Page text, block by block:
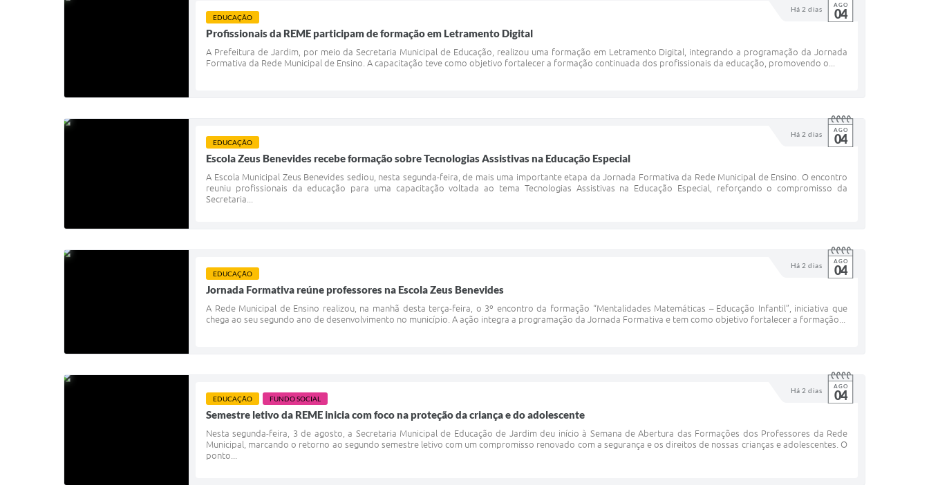
Há 2 dias AGO
04
EDUCAÇÃO
Profissionais da REME participam de formação em Letramento Digital
A Prefeitura de Jardim, por meio da Secretaria Municipal de Educação, realizou uma formação em Letramento Digital, integrando a programação da Jornada
Formativa da Rede Municipal de Ensino. A capacitação teve como objetivo fortalecer a formação continuada dos profissionais da educação, promovendo o...
Há 2 dias AGO
04
EDUCAÇÃO
Escola Zeus Benevides recebe formação sobre Tecnologias Assistivas na Educação Especial
A Escola Municipal Zeus Benevides sediou, nesta segunda-feira, de mais uma importante etapa da Jornada Formativa da Rede Municipal de Ensino. O encontro
reuniu profissionais da educação para uma capacitação voltada ao tema Tecnologias Assistivas na Educação Especial, reforçando o compromisso da
Secretaria...
Há 2 dias AGO
04
EDUCAÇÃO
Jornada Formativa reúne professores na Escola Zeus Benevides
A Rede Municipal de Ensino realizou, na manhã desta terça-feira, o 3º encontro da formação “Mentalidades Matemáticas – Educação Infantil”, iniciativa que
chega ao seu segundo ano de desenvolvimento no município. A ação integra a programação da Jornada Formativa e tem como objetivo fortalecer a formação...
Há 2 dias AGO
04
EDUCAÇÃO FUNDO SOCIAL
Semestre letivo da REME inicia com foco na proteção da criança e do adolescente
Nesta segunda-feira, 3 de agosto, a Secretaria Municipal de Educação de Jardim deu início à Semana de Abertura das Formações dos Professores da Rede
Municipal, marcando o retorno ao segundo semestre letivo com um compromisso renovado com a segurança e os direitos de nossas crianças e adolescentes. O
ponto...